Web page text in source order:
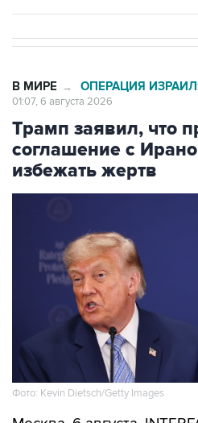
Трамп заявил, что
соглашение с
избежать жертв
Фото: Kevin Dietsch/Getty Images
Москва. 6 августа.